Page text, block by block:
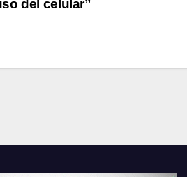
del celular”